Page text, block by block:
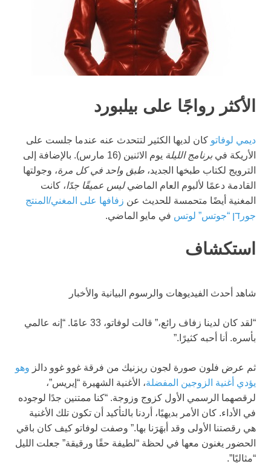
الأكثر رواجًا على بيلبورد
ديمي لوفاتو كان لديها الكثير لتتحدث عنه عندما جلست على
الأريكة في برنامج الليلة
يوم الاثنين (16 مارس). بالإضافة إلى
الترويج لكتاب طبخها الجديد، طبق واحد في كل مرة، وجولتها
القادمة دعمًا لألبوم العام الماضيليس عميقًا جدًا، كانت
المغنية أيضًا متحمسة للحديث عن زفافها على المغني/المنتج
جورדן “جوتس” لوتس في مايو الماضي.
استكشاف
شاهد أحدث الفيديوهات والرسوم البيانية والأخبار
“لقد كان لدينا زفاف رائع،” قالت لوفاتو، 33 عامًا. “إنه عالمي
بأسره. أنا أحبه كثيرًا.”
ثم عرض فلون صورة لجون ريزنيك من فرقة غوو غوو دالز وهو
يؤدي أغنية الزوجين المفضلة، الأغنية الشهيرة “إيريس”،
لرقصهما الرسمي الأول كزوج وزوجة. “كنا ممتنين جدًا لوجوده
في الأداء. كان الأمر بديهيًا، أردنا بالتأكيد أن تكون تلك الأغنية
هي رقصتنا الأولى وقد أبهَرَنا بها.” وصفت لوفاتو كيف كان باقي
الحضور يغنون معها في لحظة “لطيفة حقًا ورقيقة” جعلت الليل
“مثاليًا”.